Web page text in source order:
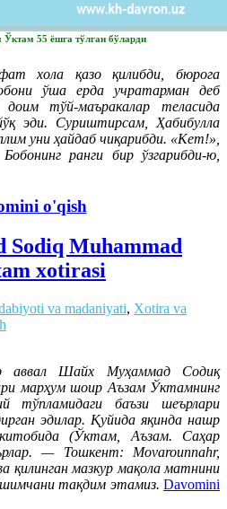
55 ёшга тўлган бўларди
хола қазо қилибди, бюрога
ўша ерда учратарман деб
тўй-маъракалар теласида
эди. Суриштирсам, Ҳабибулла
уни ҳайдаб чиқарибди. «Кет!»,
ранги бир ўзгарибди-ю,
o'qish
Sodiq Muhammad
xotirasi
va madaniyati, Xotira va
аввал Шайх Муҳаммад Содиқ
марҳум шоир Аъзам Ўктамнинг
тўпламидаги баъзи шеърлари
эдилар. Қуйида яқинда нашр
(Ўктам, Аъзам. Саҳар
— Тошкент: Мovarounnahr,
қилинган мазкур мақола матнини
тақдим этамиз. Davomini